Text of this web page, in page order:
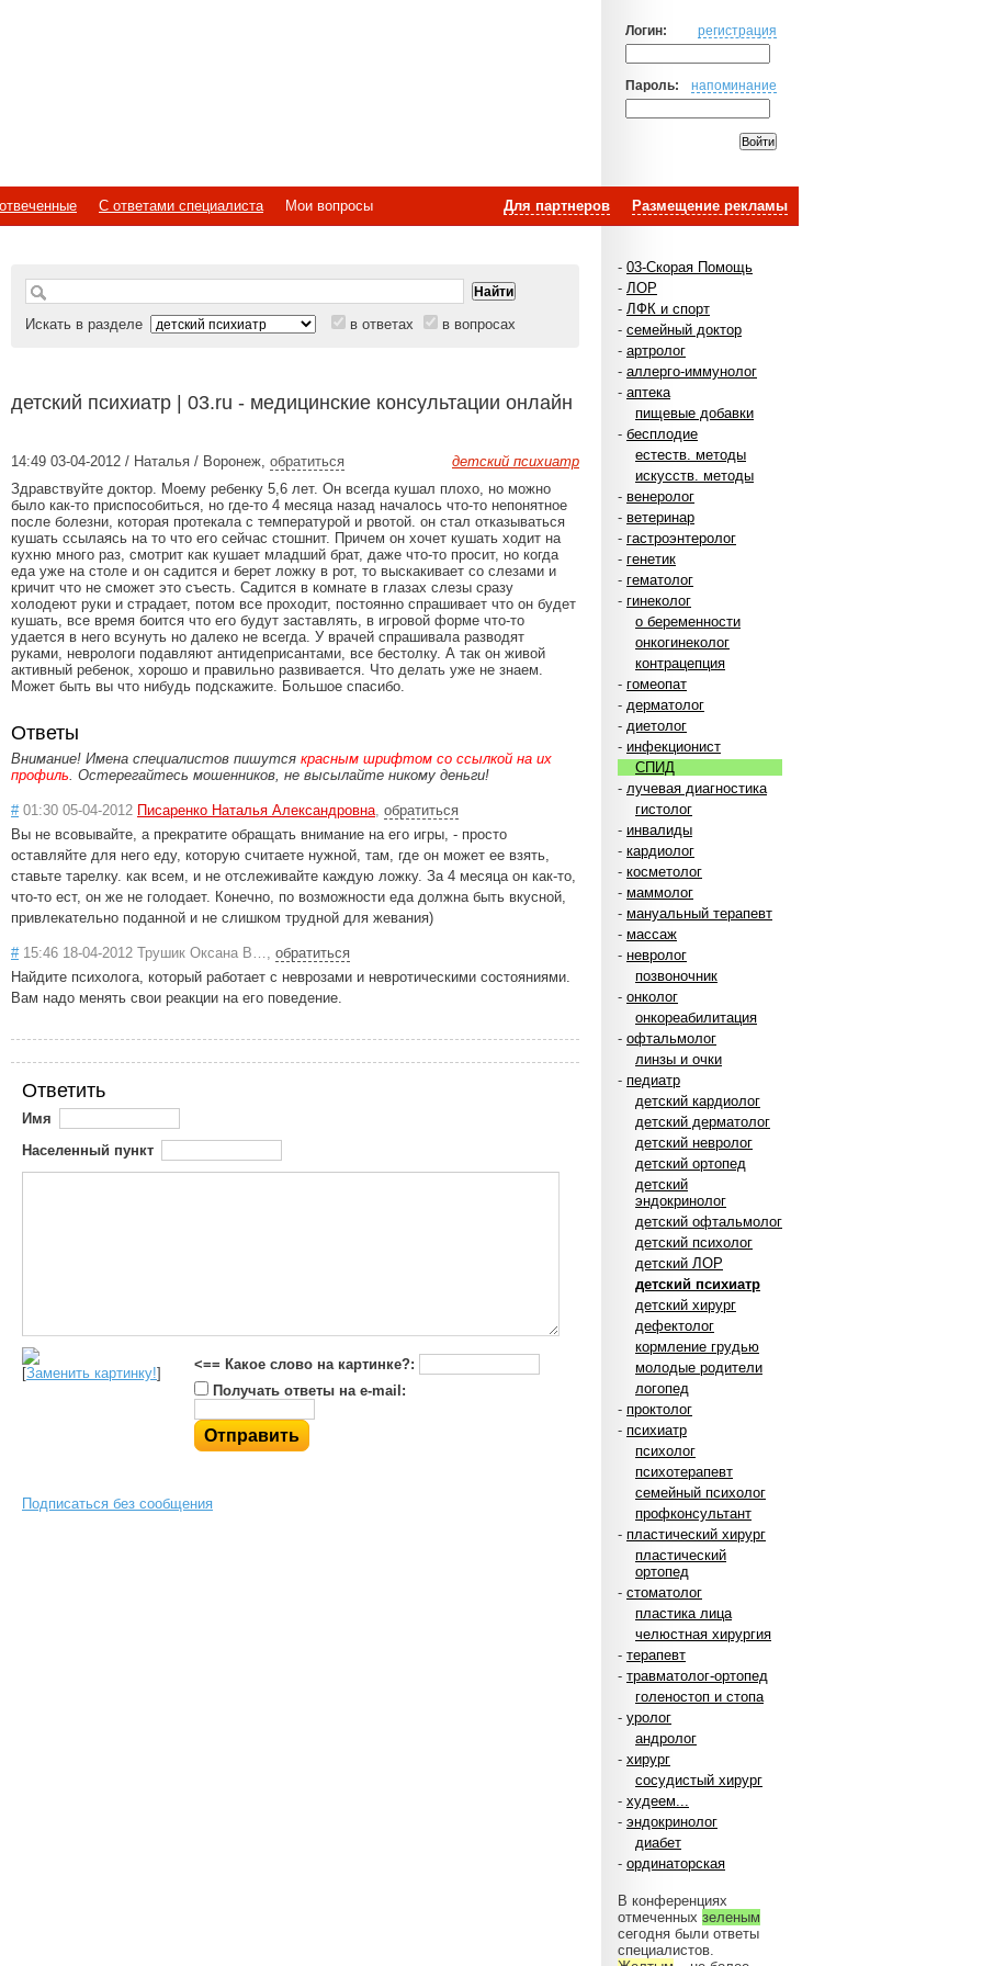
Логин: регистрация
Пароль: напоминание
Размещение рекламы
Для партнеров
С ответами специалиста
Мои вопросы
- 03-Скорая Помощь
- ЛОР
- ЛФК и спорт
- семейный доктор
- артролог
- аллерго-иммунолог
- аптека
пищевые добавки
- бесплодие
естеств. методы
искусств. методы
- венеролог
- ветеринар
- гастроэнтеролог
- генетик
- гематолог
- гинеколог
о беременности
онкогинеколог
контрацепция
- гомеопат
- дерматолог
- диетолог
- инфекционист
СПИД
- лучевая диагностика
гистолог
- инвалиды
- кардиолог
- косметолог
- маммолог
- мануальный терапевт
- массаж
- невролог
позвоночник
- онколог
онкореабилитация
- офтальмолог
линзы и очки
- педиатр
детский кардиолог
детский дерматолог
детский невролог
детский ортопед
детский
эндокринолог
детский офтальмолог
детский психолог
детский ЛОР
детский психиатр
детский хирург
дефектолог
кормление грудью
молодые родители
логопед
- проктолог
- психиатр
психолог
психотерапевт
семейный психолог
профконсультант
- пластический хирург
пластический
ортопед
- стоматолог
пластика лица
челюстная хирургия
- терапевт
- травматолог-ортопед
голеностоп и стопа
- уролог
андролог
- хирург
сосудистый хирург
- худеем...
- эндокринолог
диабет
- ординаторская
В конференциях
отмеченных зеленым
сегодня были ответы
специалистов.
Искать в разделе в ответах в вопросах
детский психиатр | 03.ru - медицинские консультации онлайн
детский психиатр
14:49 03-04-2012 / Наталья / Воронеж, обратиться
Здравствуйте доктор. Моему ребенку 5,6 лет. Он всегда кушал плохо, но можно
было как-то приспособиться, но где-то 4 месяца назад началось что-то непонятное
после болезни, которая протекала с температурой и рвотой. он стал отказываться
кушать ссылаясь на то что его сейчас стошнит. Причем он хочет кушать ходит на
кухню много раз, смотрит как кушает младший брат, даже что-то просит, но когда
еда уже на столе и он садится и берет ложку в рот, то выскакивает со слезами и
кричит что не сможет это съесть. Садится в комнате в глазах слезы сразу
холодеют руки и страдает, потом все проходит, постоянно спрашивает что он будет
кушать, все время боится что его будут заставлять, в игровой форме что-то
удается в него всунуть но далеко не всегда. У врачей спрашивала разводят
руками, неврологи подавляют антидеприсантами, все бестолку. А так он живой
активный ребенок, хорошо и правильно развивается. Что делать уже не знаем.
Может быть вы что нибудь подскажите. Большое спасибо.
Ответы
Внимание! Имена специалистов пишутся красным шрифтом со ссылкой на их
профиль. Остерегайтесь мошенников, не высылайте никому деньги!
#01:30 05-04-2012 Писаренко Наталья Александровна, обратиться
Вы не всовывайте, а прекратите обращать внимание на его игры, - просто
оставляйте для него еду, которую считаете нужной, там, где он может ее взять,
ставьте тарелку. как всем, и не отслеживайте каждую ложку. За 4 месяца он как-то,
что-то ест, он же не голодает. Конечно, по возможности еда должна быть вкусной,
привлекательно поданной и не слишком трудной для жевания)
#15:46 18-04-2012 Трушик Оксана В…, обратиться
Найдите психолога, который работает с неврозами и невротическими состояниями.
Вам надо менять свои реакции на его поведение.
Ответить
Имя
Населенный пункт
[Заменить картинку!]
<== Какое слово на картинке?:
Получать ответы на e-mail:
Подписаться без сообщения